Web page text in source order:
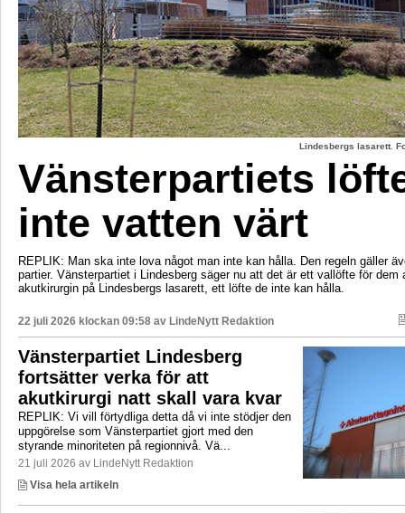
Lindesbergs lasarett.
Vänsterpartiets
inte vatten värt
REPLIK: Man ska inte lova något man inte kan hålla. Den regeln gäller
partier. Vänsterpartiet i Lindesberg säger nu att det är ett vallöfte för dem
akutkirurgin på Lindesbergs lasarett, ett löfte de inte kan hålla.
22 juli 2026 klockan 09:58 av LindeNytt Redaktion
Vänsterpartiet Lindesberg
fortsätter verka för att
akutkirurgi natt skall vara kvar
REPLIK: Vi vill förtydliga detta då vi inte stödjer den
uppgörelse som Vänsterpartiet gjort med den
styrande minoriteten på regionnivå. Vä...
21 juli 2026 av LindeNytt Redaktion
Visa hela artikeln